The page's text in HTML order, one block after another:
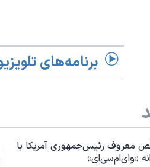
برنامه‌های
معروف رئیس‌جمهوری آمریکا با
«وای‌ام‌سی‌ای»